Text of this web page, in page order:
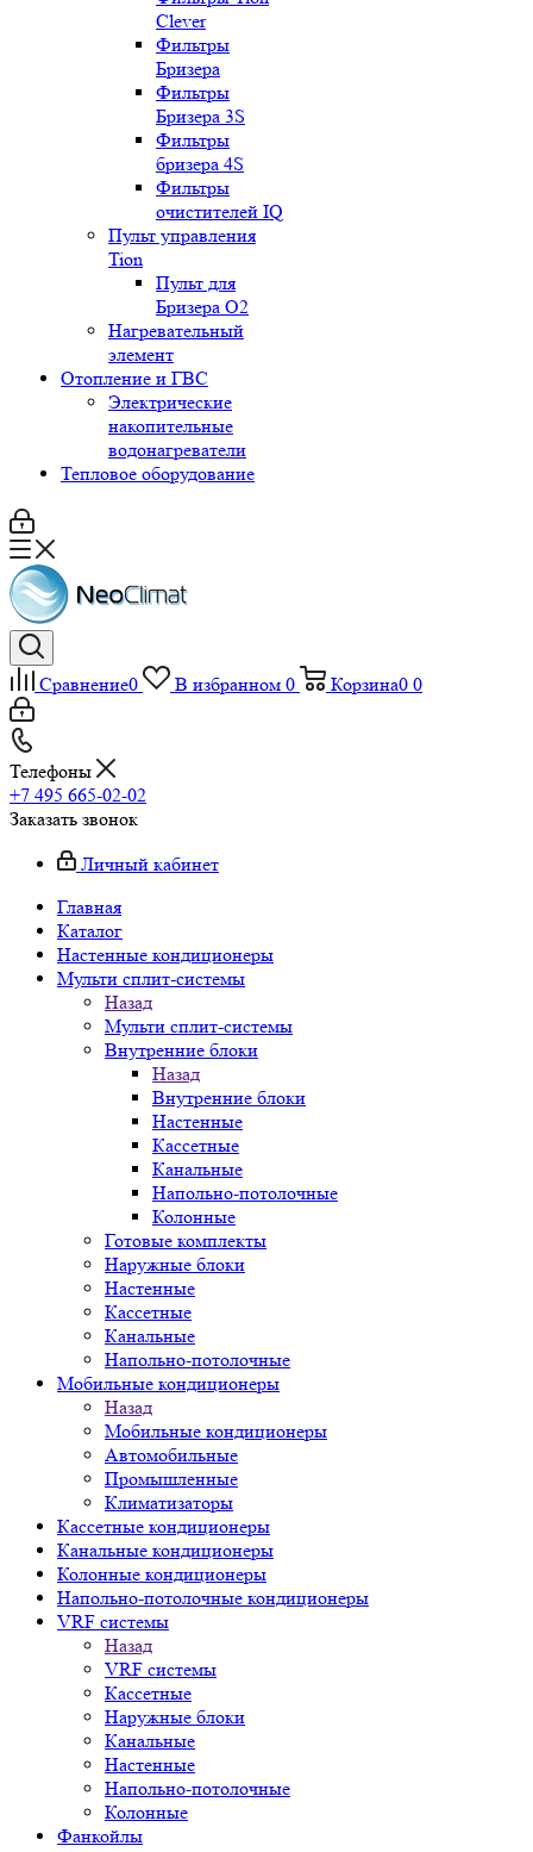
Clever
Фильтры
Бризера
Фильтры
Бризера 3S
Фильтры
бризера 4S
Фильтры
очистителей IQ
Пульт управления
Tion
Пульт для
Бризера O2
Нагревательный
элемент
Отопление и ГВС
Электрические
накопительные
водонагреватели
Тепловое оборудование
Сравнение0 В избранном 0 Корзина0 0
Телефоны
+7 495 665-02-02
Заказать звонок
Личный кабинет
Главная
Каталог
Настенные кондиционеры
Мульти сплит-системы
Назад
Мульти сплит-системы
Внутренние блоки
Назад
Внутренние блоки
Настенные
Кассетные
Канальные
Напольно-потолочные
Колонные
Готовые комплекты
Наружные блоки
Настенные
Кассетные
Канальные
Напольно-потолочные
Мобильные кондиционеры
Назад
Мобильные кондиционеры
Автомобильные
Промышленные
Климатизаторы
Кассетные кондиционеры
Канальные кондиционеры
Колонные кондиционеры
Напольно-потолочные кондиционеры
VRF системы
Назад
VRF системы
Кассетные
Наружные блоки
Канальные
Настенные
Напольно-потолочные
Колонные
Фанкойлы